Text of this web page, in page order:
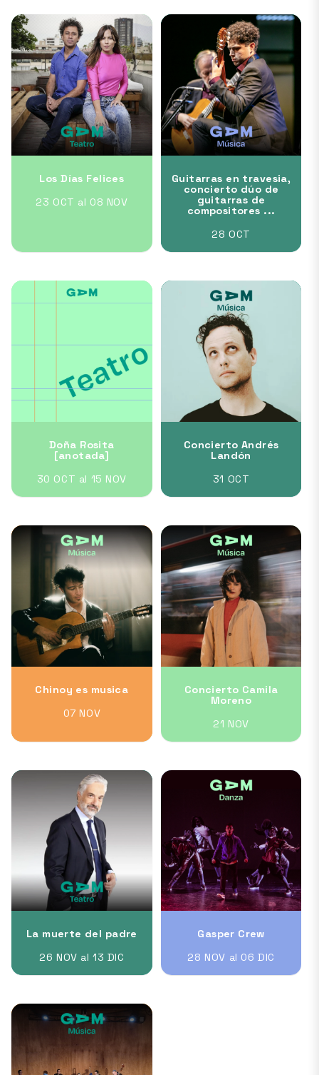
Los Días Felices
23 OCT al 08 NOV
Guitarras en travesia,
concierto dúo de
guitarras de
compositores ...
28 OCT
Doña Rosita
[anotada]
30 OCT al 15 NOV
Concierto Andrés
Landón
31 OCT
Chinoy es musica
07 NOV
Concierto Camila
Moreno
21 NOV
La muerte del padre
26 NOV al 13 DIC
Gasper Crew
28 NOV al 06 DIC